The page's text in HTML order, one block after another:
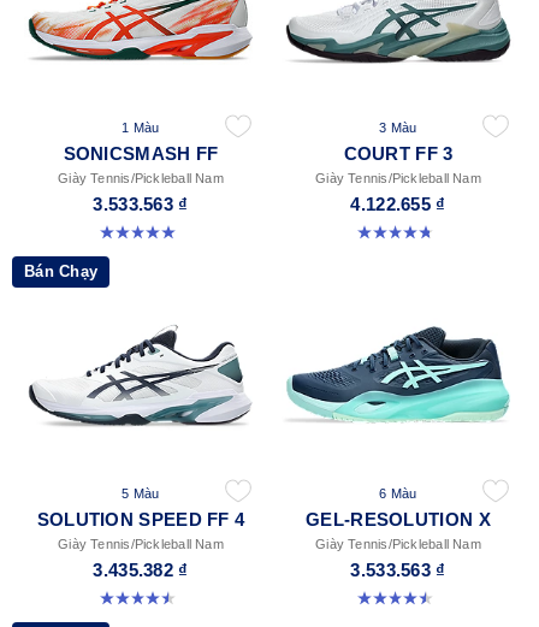
1 Màu
SONICSMASH FF
Giày Tennis/Pickleball Nam
3.533.563 ₫
5.0 trong số 5 sao. 28 đánh giá
3 Màu
COURT FF 3
Giày Tennis/Pickleball Nam
4.122.655 ₫
4.7 trong số 5 sao. 203 đánh giá
Bán Chạy
5 Màu
SOLUTION SPEED FF 4
Giày Tennis/Pickleball Nam
3.435.382 ₫
4.5 trong số 5 sao. 41 đánh giá
6 Màu
GEL-RESOLUTION X
Giày Tennis/Pickleball Nam
3.533.563 ₫
4.5 trong số 5 sao. 225 đánh giá